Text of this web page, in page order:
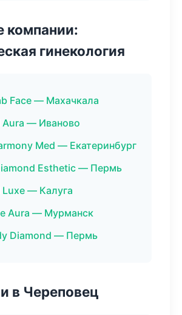
компании:
гинекология
Face — Махачкала
— Иваново
Med — Екатеринбург
Esthetic — Пермь
— Калуга
Aura — Мурманск
Diamond — Пермь
в Череповец